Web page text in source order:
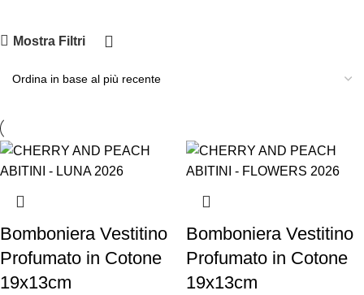
Mostra Filtri
Bomboniera Vestitino
Profumato in Cotone
19x13cm
Bomboniera Vestitino
Profumato in Cotone
19x13cm